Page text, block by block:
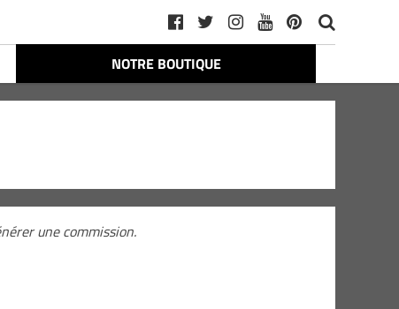
NOTRE BOUTIQUE
une commission.